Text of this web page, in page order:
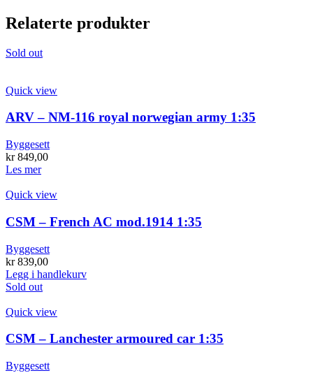
Relaterte produkter
Sold out
Quick view
ARV – NM-116 royal norwegian army 1:35
Byggesett
kr849,00
Les mer
Quick view
CSM – French AC mod.1914 1:35
Byggesett
kr839,00
Legg i handlekurv
Sold out
Quick view
CSM – Lanchester armoured car 1:35
Byggesett